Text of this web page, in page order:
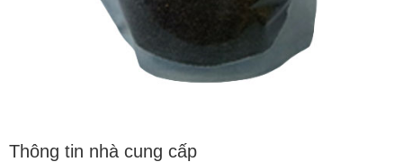
Thông tin nhà cung cấp